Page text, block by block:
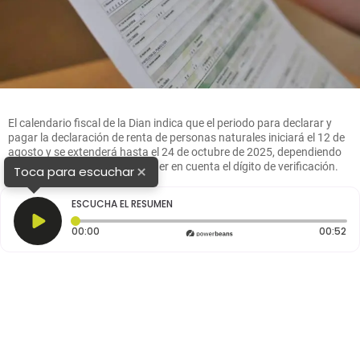
El calendario fiscal de la Dian indica que el periodo para declarar y
pagar la declaración de renta de personas naturales iniciará el 12 de
agosto y se extenderá hasta el 24 de octubre de 2025, dependiendo
del último dígito del NIT sin tener en cuenta el dígito de verificación.
Toca para escuchar×
ESCUCHA EL RESUMEN
00:00 Tiempo transcurrido: 0 segundos 00:52